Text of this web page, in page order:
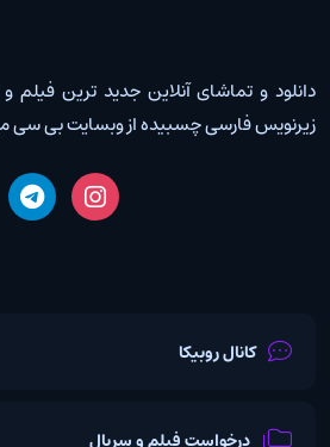
دانلود و تماشای آنلاین جدید ترین
زیرنویس فارسی چسبیده از وبسایت بی سی
کانال روبیکا
درخواست فیلم و سریال